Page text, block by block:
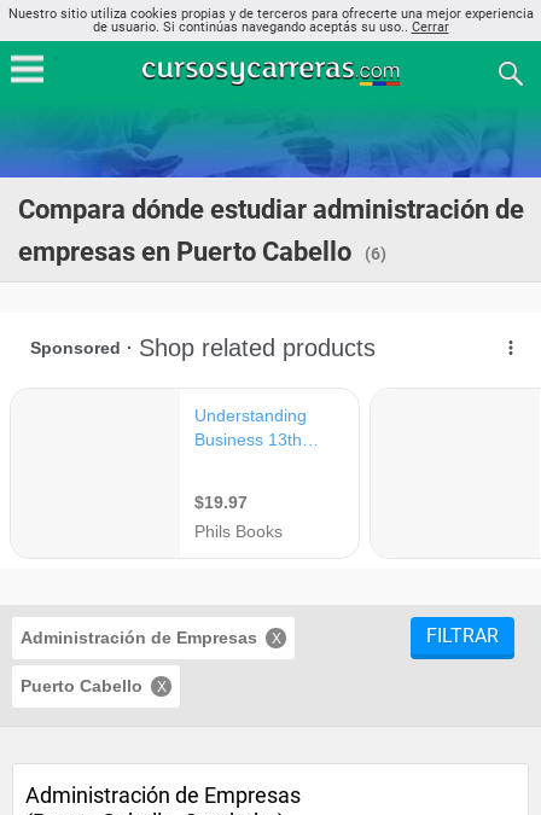
Nuestro sitio utiliza cookies propias y de terceros para ofrecerte una mejor experiencia
de usuario. Si continúas navegando aceptás su uso.. Cerrar
Compara dónde estudiar administración de
empresas en Puerto Cabello
(6)
Administración de Empresas
Puerto Cabello
FILTRAR
Administración de Empresas